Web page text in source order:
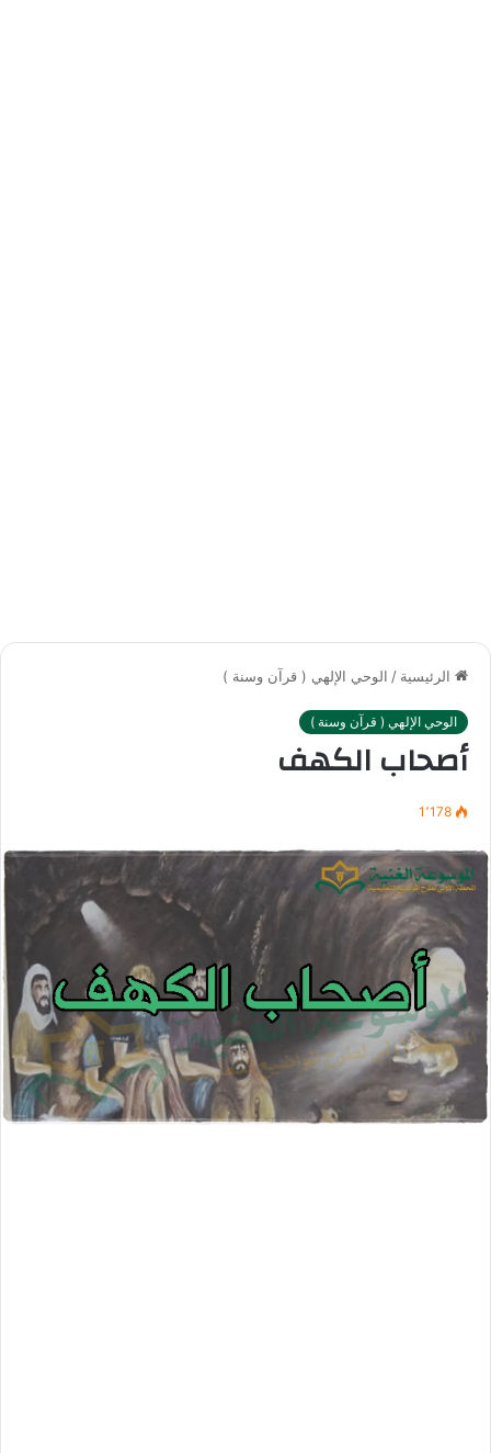
الرئيسية / الوحي الإلهي ( قرآن وسنة )
الوحي الإلهي ( قرآن وسنة )
أصحاب الكهف
1٬178